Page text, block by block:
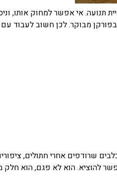
תנועה. אי אפשר למחוק אותו,
בפורקן מבוקר. לכן חשוב לעבוד
אחרי חתולים,
להוציא. הוא לא פגם, הוא